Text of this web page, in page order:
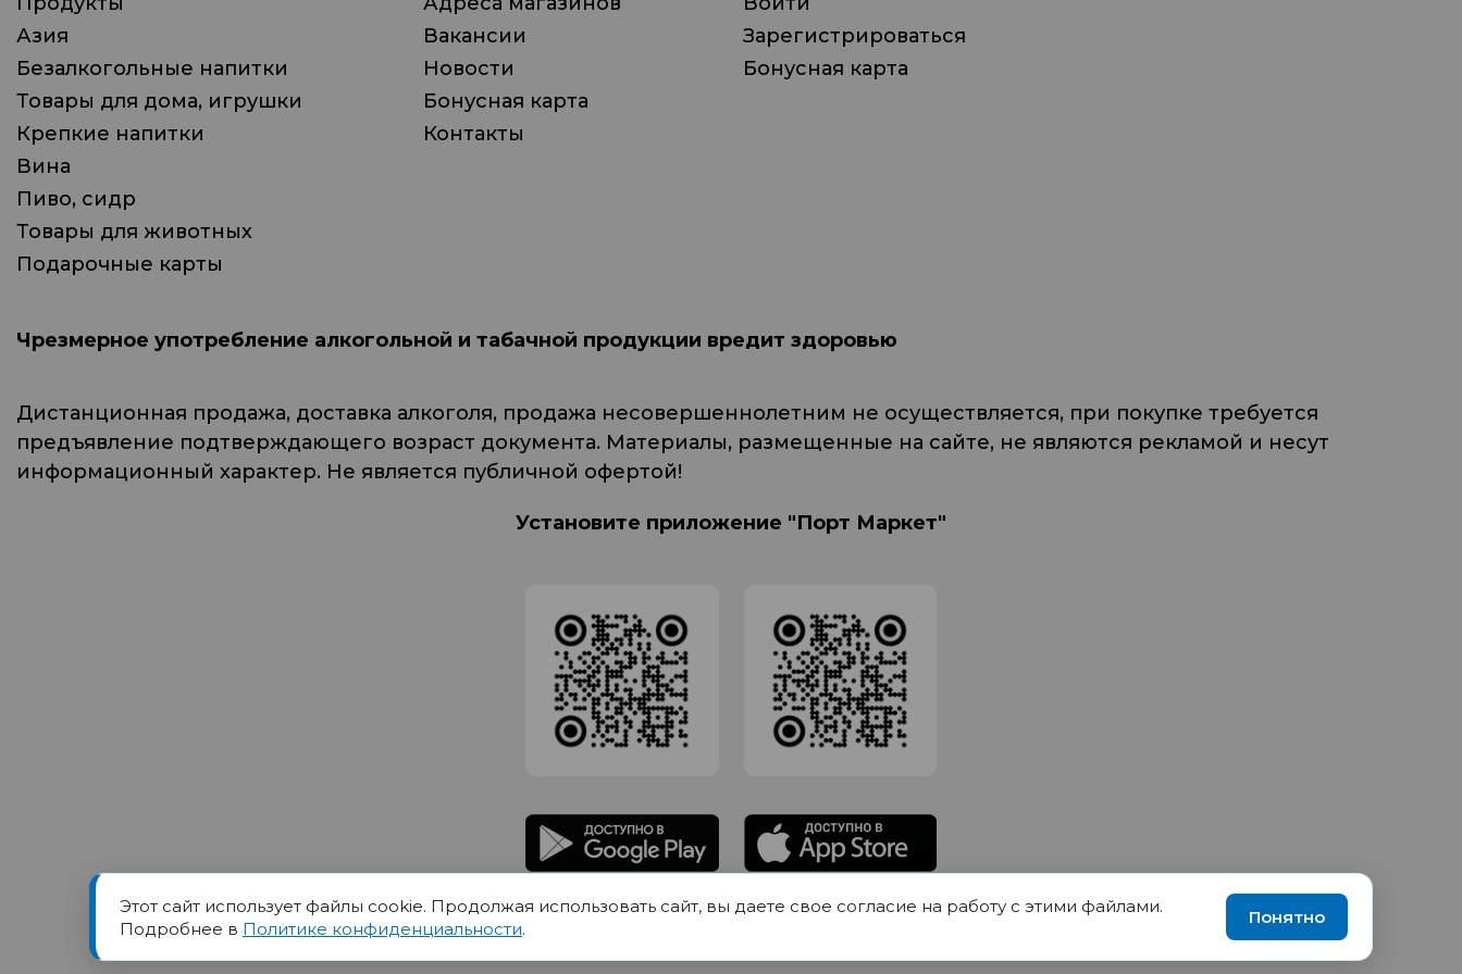
Азия
Безалкогольные напитки
Товары для дома, игрушки
Крепкие напитки
Вина
Пиво, сидр
Товары для животных
Подарочные карты
Вакансии
Новости
Бонусная карта
Контакты
Зарегистрироваться
Бонусная карта
Чрезмерное употребление алкогольной и табачной продукции вредит здоровью
Дистанционная продажа, доставка алкоголя, продажа несовершеннолетним не осуществляется, при покупке требуется
предъявление подтверждающего возраст документа. Материалы, размещенные на сайте, не являются рекламой и несут
информационный характер. Не является публичной офертой!
Установите приложение "Порт Маркет"
Товарный знак ПОРТ принадлежит Обществу с Ограниченной ответственностью СИГМАТОРГ, ОГРН 1191690035570, ИНН 1655417189
Юр.адрес 420012 Казань переулок Щербаковский дом 7, пом 1013, офис 5
Этот сайт использует файлы cookie. Продолжая использовать сайт, вы даете свое согласие на работу с этими файлами.
Подробнее в Политике конфиденциальности.
Понятно